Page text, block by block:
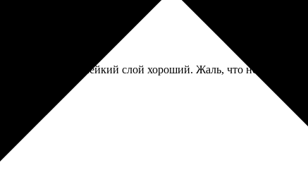
четкая, клейкий слой хороший. Жаль, что нельзя